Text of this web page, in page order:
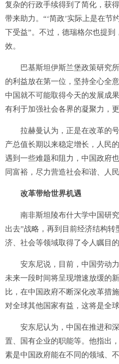
复杂的行政手续得到了简化，获
带来助力。“‘简政’实际上是在
下受益”。不过，德瑞格尔也提
效。
巴基斯坦伊斯兰堡政策研究所
的利益放在第一位，坚持全心全
中国就不可能取得今天的发展成
有利于加强社会各界的凝聚力，
拉赫曼认为，正是在改革的号
产总值长期以来稳定增长，人民
遇到一些难题和阻力，中国政府
同富裕，尽力营造社会和谐、人
改革带给世界机遇
南非斯坦陵布什大学中国研究
出去”战略，再到目前经济结构
济、社会等领域取得了令人瞩目
安东尼说，目前，中国劳动力
未来一段时间将呈现增速放缓的
比，在中国政府不断深化改革措
对全球其他国家有益，这将是全
安东尼认为，中国在推进和深
置、国有企业的职能等。他指出
素是中国政府能在不同的领域、